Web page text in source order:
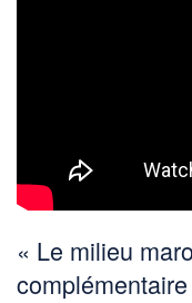
« Le milieu
complémentaire